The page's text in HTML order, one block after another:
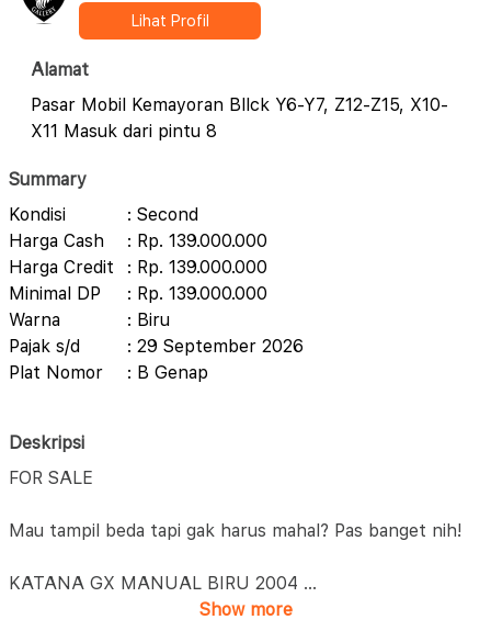
Lihat Profil
Alamat
Pasar Mobil Kemayoran Bllck Y6-Y7, Z12-Z15, X10-
X11 Masuk dari pintu 8
Summary
Kondisi
: Second
Harga Cash
: Rp. 139.000.000
Harga Credit
: Rp. 139.000.000
Minimal DP
: Rp. 139.000.000
Warna
: Biru
Pajak s/d
: 29 September 2026
Plat Nomor
: B Genap
Deskripsi
FOR SALE
Mau tampil beda tapi gak harus mahal? Pas banget nih!
KATANA GX MANUAL BIRU 2004 ...
Show more